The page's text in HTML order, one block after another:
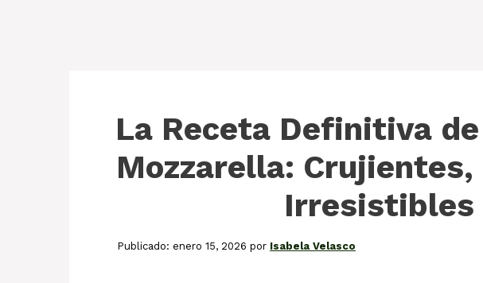
La Receta Definitiva
Mozzarella: Crujientes,
Irresistibles
enero 15, 2026 por Isabela Velasco